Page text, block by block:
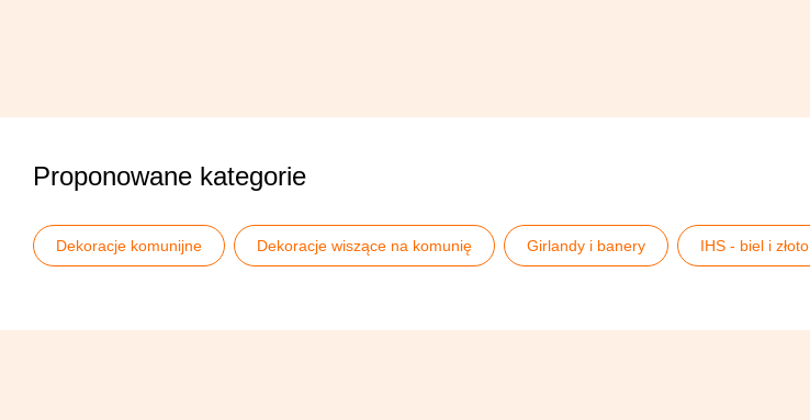
Proponowane kategorie
Dekoracje komunijne Dekoracje wiszące na komunię Girlandy i banery IHS - biel i złoto